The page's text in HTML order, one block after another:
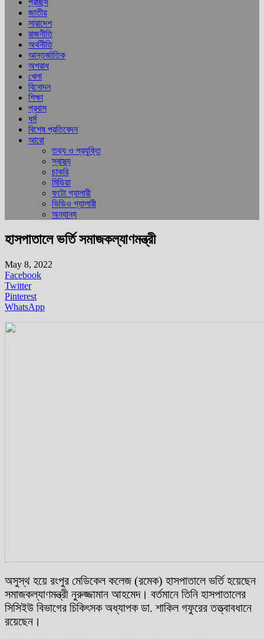
প্রচ্ছদ
জাতীয়
সারাদেশ
রাজনীতি
অর্থনীতি
আন্তর্জাতিক
অপরাধ
খেলা
বিনোদন
শিক্ষা
প্রবাস
ধর্ম
বিশেষ প্রতিবেদন
আরো
তথ্য ও প্রযুক্তি
স্বাস্থ্য
চাকরি
মিডিয়া
ফটো গ্যালারী
ভিডিও গ্যালারী
অন্যান্য
হাসপাতালে ভর্তি সমাজকল্যাণমন্ত্রী
May 8, 2022
Facebook
Twitter
Pinterest
WhatsApp
অসুস্থ হয়ে রংপুর মেডিকেল কলেজ (রমেক) হাসপাতালে ভর্তি হয়েছেন
সমাজকল্যাণমন্ত্রী নুরুজ্জামান আহমেদ। বর্তমানে তিনি হাসপাতালের
সিসিইউ বিভাগের চিকিৎসক অধ্যাপক ডা. শাকিল গফুরের তত্ত্বাবধানে
রয়েছেন।